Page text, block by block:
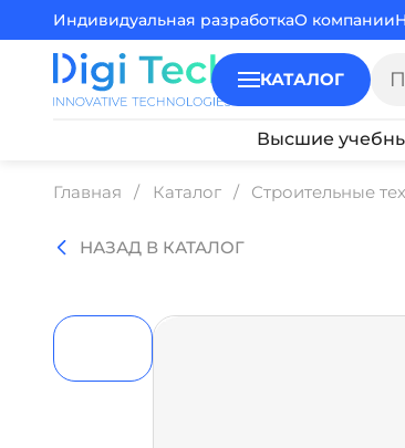
Индивидуальная разработкаО компании
КАТАЛОГ
Высшие
Главная Каталог Строительные
НАЗАД В КАТАЛОГ